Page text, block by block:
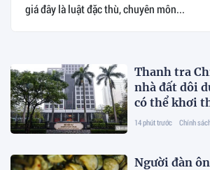
giá đây là luật đặc thù, chuyên môn...
Thanh tra
nhà đất dôi
có thể khơi
ngay
14 phút trước Chính
Người đàn